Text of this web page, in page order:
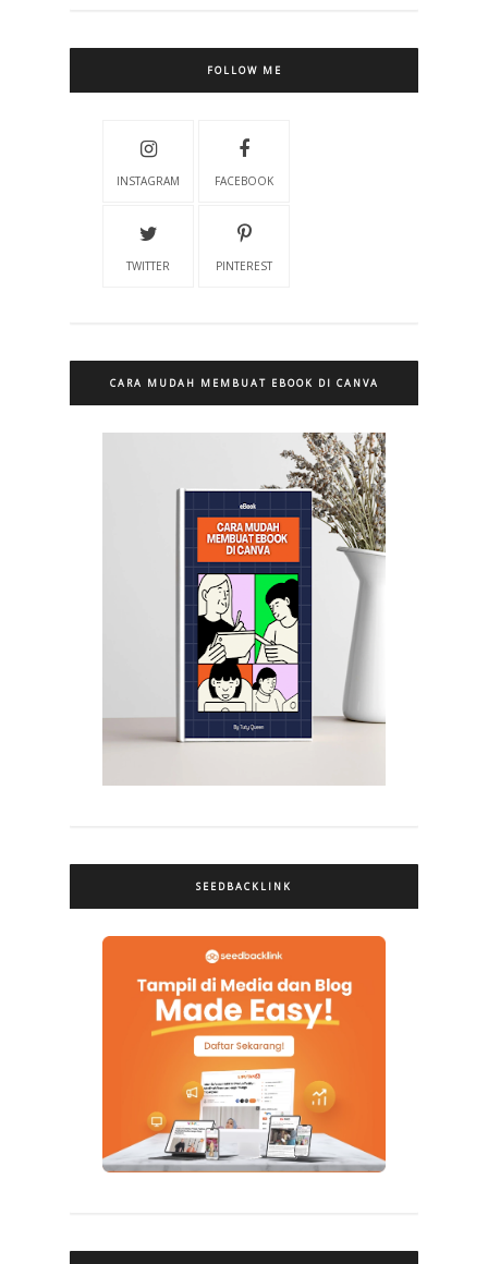
FOLLOW ME
INSTAGRAM FACEBOOK
TWITTER PINTEREST
CARA MUDAH MEMBUAT EBOOK DI CANVA
SEEDBACKLINK